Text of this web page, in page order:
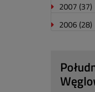
2007 (37)
2006 (28)